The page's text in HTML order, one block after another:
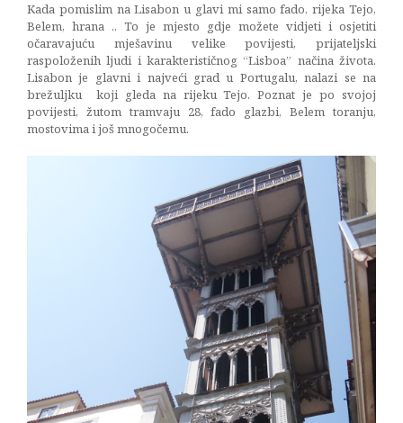
Kada pomislim na Lisabon u glavi mi samo fado, rijeka Tejo,
Belem, hrana .. To je mjesto gdje možete vidjeti i osjetiti
očaravajuću mješavinu velike povijesti, prijateljski
raspoloženih ljudi i karakterističnog “Lisboa” načina života.
Lisabon je glavni i najveći grad u Portugalu, nalazi se na
brežuljku koji gleda na rijeku Tejo. Poznat je po svojoj
povijesti, žutom tramvaju 28, fado glazbi, Belem toranju,
mostovima i još mnogočemu.